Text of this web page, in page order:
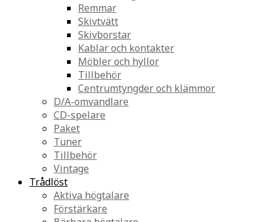
Remmar
Skivtvätt
Skivborstar
Kablar och kontakter
Möbler och hyllor
Tillbehör
Centrumtyngder och klämmor
D/A-omvandlare
CD-spelare
Paket
Tuner
Tillbehör
Vintage
Trådlöst
Aktiva högtalare
Förstärkare